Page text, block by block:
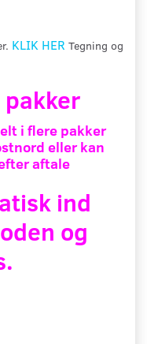
KLIK HER Tegning og
i flere pakker
eller kan
aftale
ind
og